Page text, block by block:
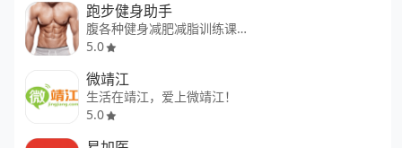
跑步健身助手
腹各种健身减肥减脂训练课程
5.0
微靖江
生活在靖江，爱上微靖江！
5.0